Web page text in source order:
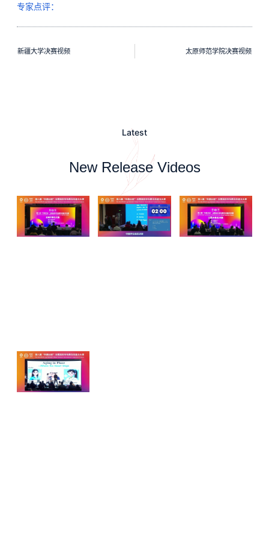
专家点评：
新疆大学决赛视频 太原师范学院决赛视频
Latest
New Release Videos